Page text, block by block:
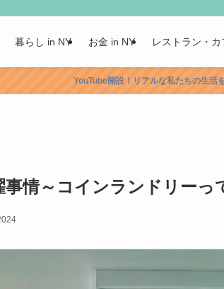
暮らし in NY お金 in NY レストラン・
YouTube開設！リアルな私たちの生活
情～コインランドリーっ